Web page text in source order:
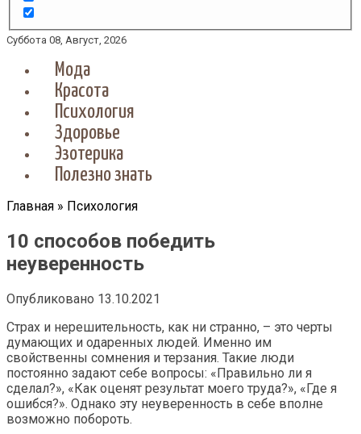
Суббота 08, Август, 2026
Мода
Красота
Психология
Здоровье
Эзотерика
Полезно знать
Главная » Психология
10 способов победить
неуверенность
Опубликовано 13.10.2021
Страх и нерешительность, как ни странно, – это черты
думающих и одаренных людей. Именно им
свойственны сомнения и терзания. Такие люди
постоянно задают себе вопросы: «Правильно ли я
сделал?», «Как оценят результат моего труда?», «Где я
ошибся?». Однако эту неуверенность в себе вполне
возможно побороть.